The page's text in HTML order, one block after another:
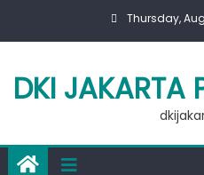
Thursday,
DKI JAKARTA